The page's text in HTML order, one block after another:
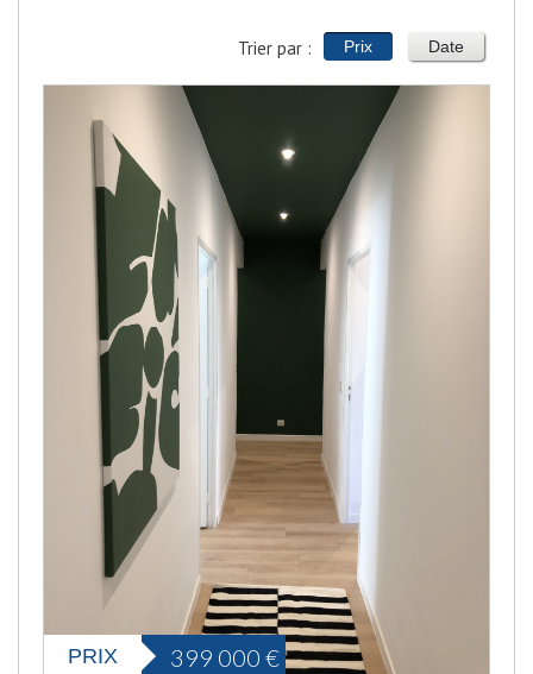
Trier par : Prix Date
PRIX 399 000 €